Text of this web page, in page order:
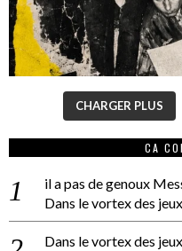
CHARGER PLUS
CA
il a pas de genoux
Dans le vortex des
Dans le vortex des